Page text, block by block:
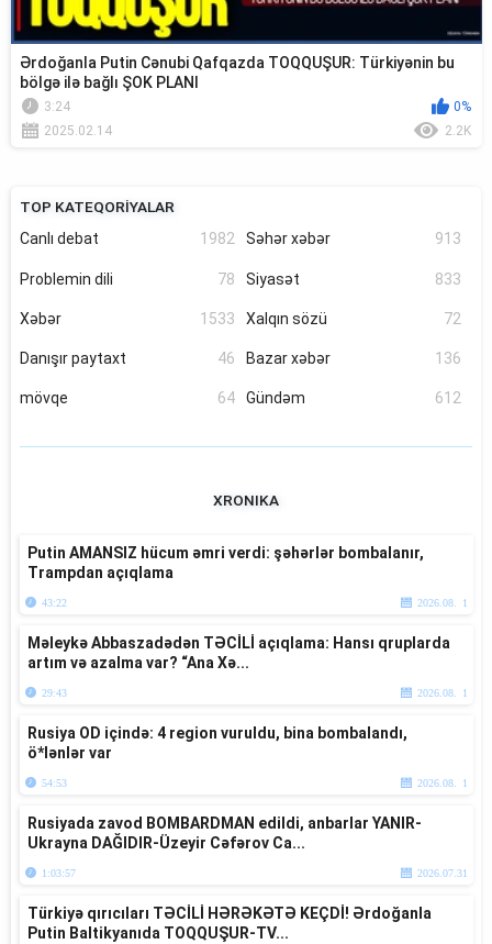
TOP KATEQORİYALAR
Canlı debat
1982 Səhər xəbər 913
Problemin dili 78 Siyasət 833
Xəbər 1533 Xalqın sözü 72
Danışır paytaxt 46 Bazar xəbər 136
mövqe 64 Gündəm 612
XRONIKA
Putin AMANSIZ hücum əmri verdi: şəhərlər bombalanır,
Trampdan açıqlama
43:22 2026.08. 1
Məleykə Abbaszadədən TƏCİLİ açıqlama: Hansı qruplarda
artım və azalma var? “Ana Xə...
29:43 2026.08. 1
Rusiya OD içində: 4 region vuruldu, bina bombalandı,
ö*lənlər var
54:53 2026.08. 1
Rusiyada zavod BOMBARDMAN edildi, anbarlar YANIR-
Ukrayna DAĞIDIR-Üzeyir Cəfərov Ca...
1:03:57 2026.07.31
Türkiyə qırıcıları TƏCİLİ HƏRƏKƏTƏ KEÇDİ! Ərdoğanla
Putin Baltikyanıda TOQQUŞUR-TV...
Ərdoğanla Putin Cənubi Qafqazda TOQQUŞUR: Türkiyənin bu
bölgə ilə bağlı ŞOK PLANI
3:24
0%
2025.02.14
2.2K